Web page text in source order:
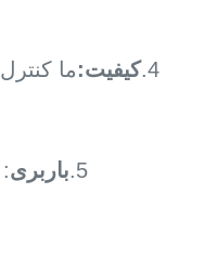
4. کیفیت:ما
5. باربری